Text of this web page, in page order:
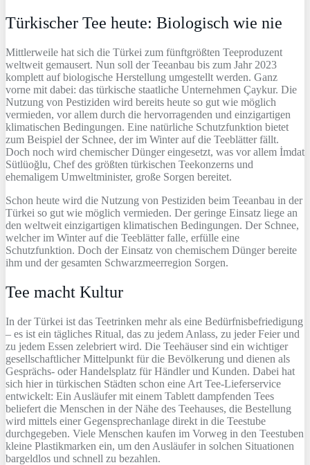
Türkischer Tee heute: Biologisch wie nie
Mittlerweile hat sich die Türkei zum fünftgrößten Teeproduzent
weltweit gemausert. Nun soll der Teeanbau bis zum Jahr 2023
komplett auf biologische Herstellung umgestellt werden. Ganz
vorne mit dabei: das türkische staatliche Unternehmen Çaykur. Die
Nutzung von Pestiziden wird bereits heute so gut wie möglich
vermieden, vor allem durch die hervorragenden und einzigartigen
klimatischen Bedingungen. Eine natürliche Schutzfunktion bietet
zum Beispiel der Schnee, der im Winter auf die Teeblätter fällt.
Doch noch wird chemischer Dünger eingesetzt, was vor allem İmdat
Sütlüoğlu, Chef des größten türkischen Teekonzerns und
ehemaligem Umweltminister, große Sorgen bereitet.
Schon heute wird die Nutzung von Pestiziden beim Teeanbau in der
Türkei so gut wie möglich vermieden. Der geringe Einsatz liege an
den weltweit einzigartigen klimatischen Bedingungen. Der Schnee,
welcher im Winter auf die Teeblätter falle, erfülle eine
Schutzfunktion. Doch der Einsatz von chemischem Dünger bereite
ihm und der gesamten Schwarzmeerregion Sorgen.
Tee macht Kultur
In der Türkei ist das Teetrinken mehr als eine Bedürfnisbefriedigung
– es ist ein tägliches Ritual, das zu jedem Anlass, zu jeder Feier und
zu jedem Essen zelebriert wird. Die Teehäuser sind ein wichtiger
gesellschaftlicher Mittelpunkt für die Bevölkerung und dienen als
Gesprächs- oder Handelsplatz für Händler und Kunden. Dabei hat
sich hier in türkischen Städten schon eine Art Tee-Lieferservice
entwickelt: Ein Ausläufer mit einem Tablett dampfenden Tees
beliefert die Menschen in der Nähe des Teehauses, die Bestellung
wird mittels einer Gegensprechanlage direkt in die Teestube
durchgegeben. Viele Menschen kaufen im Vorweg in den Teestuben
kleine Plastikmarken ein, um den Ausläufer in solchen Situationen
bargeldlos und schnell zu bezahlen.